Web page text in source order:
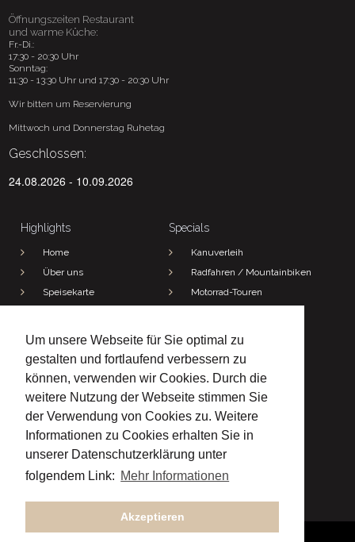
Um unsere Webseite für Sie optimal zu
gestalten und fortlaufend verbessern zu
können, verwenden wir Cookies. Durch die
weitere Nutzung der Webseite stimmen Sie
der Verwendung von Cookies zu. Weitere
Informationen zu Cookies erhalten Sie in
unserer Datenschutzerklärung unter
folgendem Link: Mehr Informationen
Akzeptieren
Öffnungszeiten Restaurant
und warme Küche:
Fr.-Di.:
17:30 - 20:30 Uhr
Sonntag:
11:30 - 13:30 Uhr und 17:30 - 20:30 Uhr
Wir bitten um Reservierung
Mittwoch und Donnerstag Ruhetag
Geschlossen:
24.08.2026 - 10.09.2026
Highlights
Home
Über uns
Speisekarte
Specials
Kanuverleih
Radfahren / Mountainbiken
Motorrad-Touren
Kontakt
 Adresse
Morlesauerstraße 3 und 6
97762 Hammelburg-Morlesau
 Telefon
(09357) 479
 E-Mail